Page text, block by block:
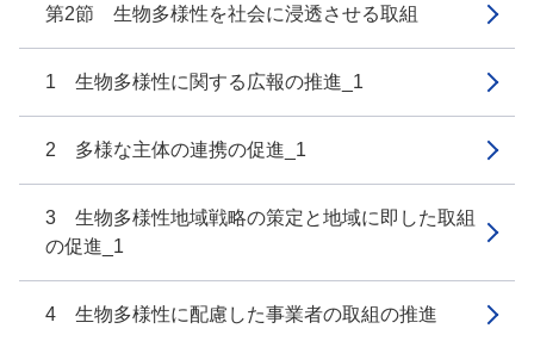
第2節 生物多様性を社会に浸透させる取組
1 生物多様性に関する広報の推進_1
2 多様な主体の連携の促進_1
3 生物多様性地域戦略の策定と地域に即した取組
の促進_1
4 生物多様性に配慮した事業者の取組の推進